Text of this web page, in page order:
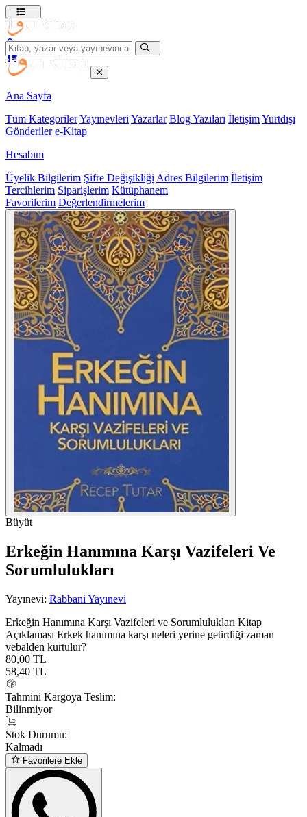
Ana Sayfa
Tüm KategorilerYayınevleri Yazarlar Blog Yazıları İletişimYurtdışı
Gönderiler e-Kitap
Hesabım
Üyelik Bilgilerim Şifre Değişikliği Adres Bilgilerim İletişim
Tercihlerim Siparişlerim Kütüphanem
Favorilerim Değerlendirmelerim
Büyüt
Erkeğin Hanımına Karşı Vazifeleri Ve
Sorumlulukları
Yayınevi: Rabbani Yayınevi
Erkeğin Hanımına Karşı Vazifeleri ve Sorumlulukları Kitap
Açıklaması Erkek hanımına karşı neleri yerine getirdiği zaman
vebalden kurtulur?
80,00 TL
58,40 TL
Tahmini Kargoya Teslim:
Bilinmiyor
Stok Durumu:
Kalmadı
Favorilere Ekle